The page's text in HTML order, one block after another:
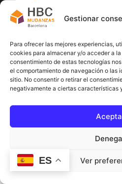
Gestionar
Para ofrecer las mejores experiencias,
cookies para almacenar y/o acceder a
consentimiento de estas tecnologías
el comportamiento de navegación o las
sitio. No consentir o retirar el
negativamente a ciertas características
Ver
100
ES